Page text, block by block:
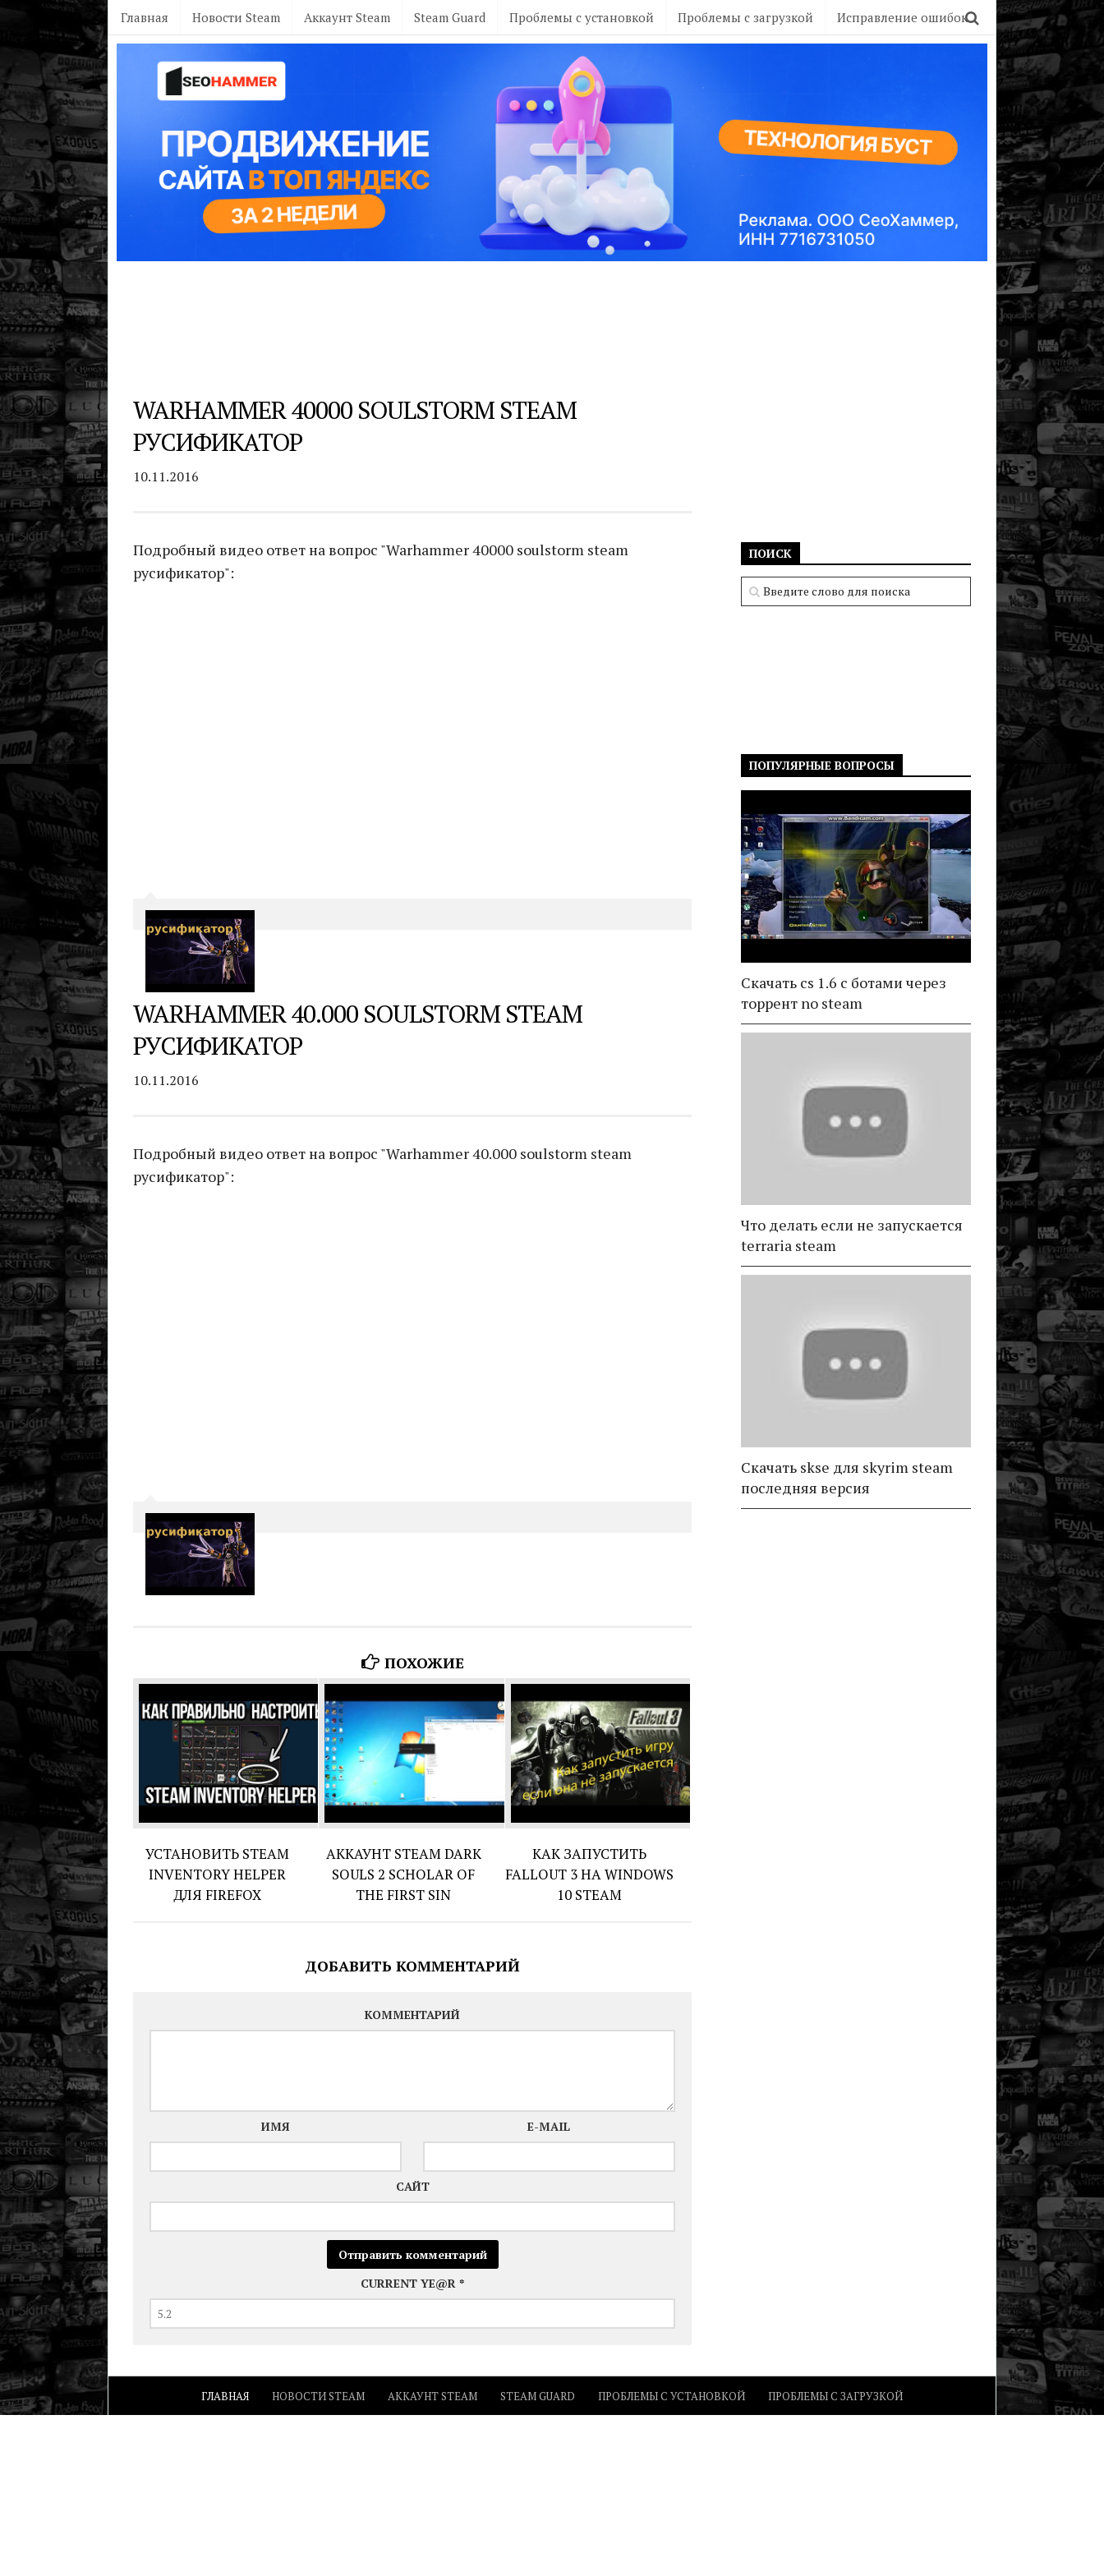
Главная Новости Steam Аккаунт Steam Steam Guard Проблемы с установкой Проблемы с загрузкой Исправление ошибок
WARHAMMER 40000 SOULSTORM STEAM
РУСИФИКАТОР
10.11.2016
Подробный видео ответ на вопрос "Warhammer 40000 soulstorm steam
русификатор":
WARHAMMER 40.000 SOULSTORM STEAM
РУСИФИКАТОР
10.11.2016
Подробный видео ответ на вопрос "Warhammer 40.000 soulstorm steam
русификатор":
ПОХОЖИЕ
УСТАНОВИТЬ STEAM
INVENTORY HELPER
ДЛЯ FIREFOX
АККАУНТ STEAM DARK
SOULS 2 SCHOLAR OF
THE FIRST SIN
КАК ЗАПУСТИТЬ
FALLOUT 3 НА WINDOWS
10 STEAM
ДОБАВИТЬ КОММЕНТАРИЙ
КОММЕНТАРИЙ
ИМЯ E-MAIL
САЙТ
CURRENT YE@R *
ПОИСК
ПОПУЛЯРНЫЕ ВОПРОСЫ
Скачать cs 1.6 с ботами через
торрент no steam
Что делать если не запускается
terraria steam
Скачать skse для skyrim steam
последняя версия
ГЛАВНАЯ НОВОСТИ STEAM АККАУНТ STEAM STEAM GUARD ПРОБЛЕМЫ С УСТАНОВКОЙ ПРОБЛЕМЫ С ЗАГРУЗКОЙ